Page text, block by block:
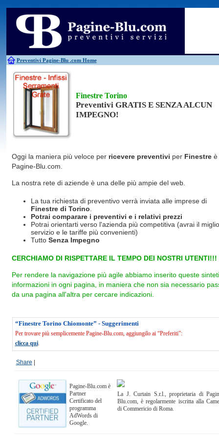
Preventivi Pagine-Blu .com Home
Antifurti
Allarme
Bagni chimici
Edilizia Giardinieri
Caldaie
Falegnami Idraulici
Canne fumarie
Finestre Torino
Preventivi GRATIS E SENZA ALCUN
IMPEGNO!
Oggi la maniera più veloce per ricevere preventivi per Finestreè
Pagine-Blu.com.
La nostra rete di aziende è una delle più ampie del web.
La tua richiesta di preventivo verrà inviata alle imprese di
Finestre di Torino
Potrai comparare i preventivi e i relativi prezzi
Potrai orientarti verso l'azienda più competitiva (avrai il
servizio e le tariffe più convenienti)
Tutto Senza Impegno
CERCHIAMO DI RISPETTARE IL TEMPO DEI NOSTRI UTENTI!!!
Per rendere la navigazione più agile abbiamo inserito queste
informazioni in ogni pagina, in maniera che non sia necessario
da una pagina all'altra per cercare indicazioni.
“Finestre Torino Chiomonte” - Suggerimenti
Per trovare più semplicemente Pagine-Blu.com, aggiungilo ai “Preferiti”:
clicca qui.
Share
Pagine-Blu.com è
Partner
Certificato del
programma
AdWords di
Google.
La J. Curtain S.r.l., proprietaria di
Blu.com, è regolarmente iscritta alla
di Commericio di Roma.